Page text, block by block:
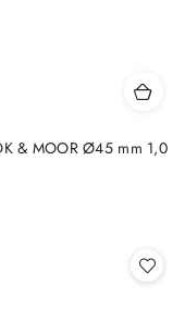
& MOOR Ø45 mm 1,0